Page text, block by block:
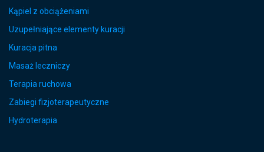
Kąpiel z obciążeniami
Uzupełniające elementy kuracji
Kuracja pitna
Masaż leczniczy
Terapia ruchowa
Zabiegi fizjoterapeutyczne
Hydroterapia